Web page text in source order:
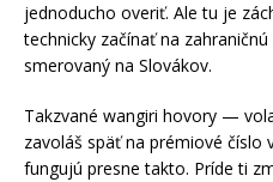
jednoducho overiť. Ale tu je
technicky začínať na
smerovaný na Slovákov.
Takzvané wangiri hovory —
zavoláš späť na prémiové
fungujú presne takto. Príde ti